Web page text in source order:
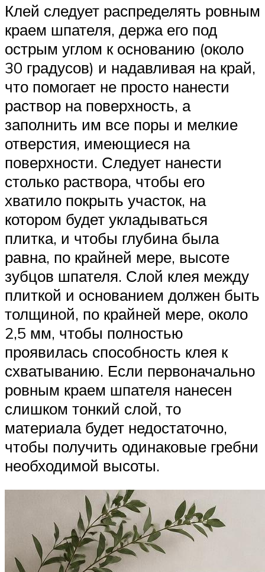
Клей следует распределять ровным
краем шпателя, держа его под
острым углом к основанию (около
30 градусов) и надавливая на край,
что помогает не просто нанести
раствор на поверхность, а
заполнить им все поры и мелкие
отверстия, имеющиеся на
поверхности. Следует нанести
столько раствора, чтобы его
хватило покрыть участок, на
котором будет укладываться
плитка, и чтобы глубина была
равна, по крайней мере, высоте
зубцов шпателя. Слой клея между
плиткой и основанием должен быть
толщиной, по крайней мере, около
2,5 мм, чтобы полностью
проявилась способность клея к
схватыванию. Если первоначально
ровным краем шпателя нанесен
слишком тонкий слой, то
материала будет недостаточно,
чтобы получить одинаковые гребни
необходимой высоты.